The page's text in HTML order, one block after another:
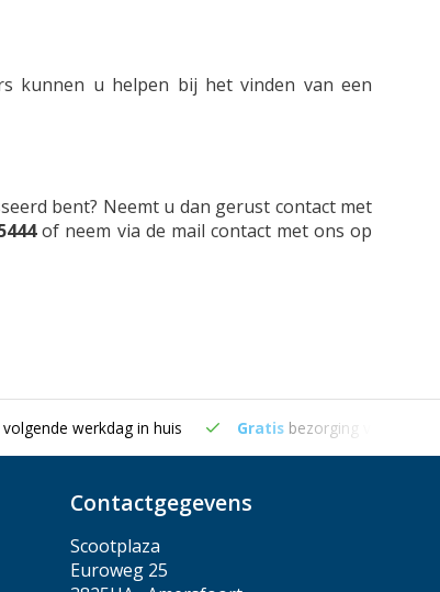
kunnen u helpen bij het vinden van een
bent? Neemt u dan gerust contact met
of neem via de mail contact met ons op
werkdag in huis Gratis bezorging vanaf €50
Contactgegevens
Scootplaza
Euroweg 25